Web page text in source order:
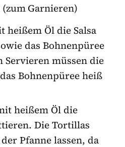
Garnieren)
heißem Öl die Salsa
das Bohnenpüree
müssen die
Bohnenpüree heiß
heißem Öl die
Die Tortillas
Pfanne lassen, da